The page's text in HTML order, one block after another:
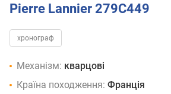
Pierre Lannier 279C449
хронограф
Механізм: кварцові
Країна походження: Франція